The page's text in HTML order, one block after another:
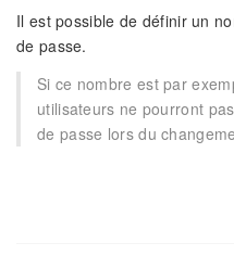
Il est possible de définir un
de passe.
Si ce nombre est par
utilisateurs ne pourront
de passe lors du